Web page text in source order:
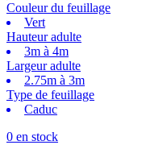
Couleur du feuillage
Vert
Hauteur adulte
3m à 4m
Largeur adulte
2.75m à 3m
Type de feuillage
Caduc
0 en stock